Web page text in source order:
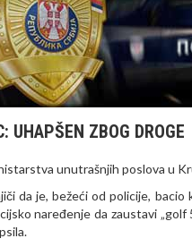
UHAPŠEN ZBOG DROGE
unutrašnjih poslova u
da je, bežeći od policije,
naređenje da zaustavi